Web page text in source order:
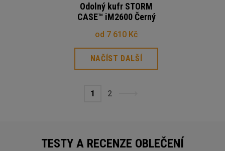
Odolný kufr STORM
CASE™ iM2600 Černý
od 7 610 Kč
NAČÍST DALŠÍ
1 2
TESTY A RECENZE OBLEČENÍ